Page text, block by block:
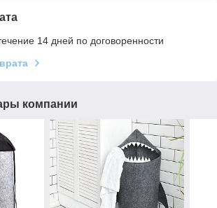
14 дней по договоренности
компании